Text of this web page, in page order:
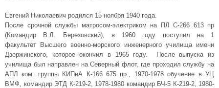
Евгений Николаевич родился 15 ноября 1940 года.
После срочной службы матросом-электриком на ПЛ С-266 613 пр
(Командир В.Л. Березовский), в 1960 году поступил на 1
факультет Высшего военно-морского инженерного училища имени
Дзержинского, которое окончил в 1965 году. После выпуска из
училища был направлен на Северный флот, где проходил службу на
АПЛ ком. группы КИПиА К-166 675 пр., 1970-1978 обучение в УЦ
ВМФ, командир ЭТД К-219-2, 1978-1980 командир БЧ-5 К-219-2, 1980-